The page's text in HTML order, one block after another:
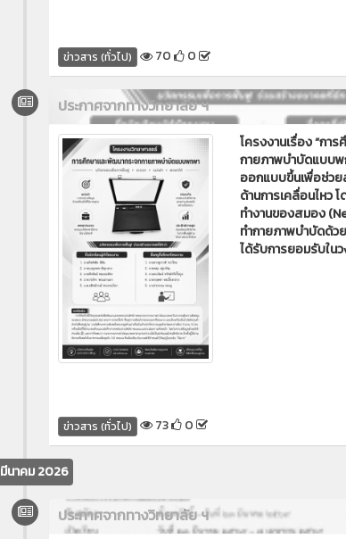
ข่าวสาร (ทั่วไป) 70 0
ประกาศจากทางวิทยาลัย ฯ
โครงงานเรื่อง “กา
กายภาพบำบัดแบบพ
ออกแบบขึ้นเพื่อช่ว
ด้านการเคลื่อนไหว
ทำงานของสมอง
ทำกายภาพบำบัดด้ว
ได้รับการยอมรับใน
ข่าวสาร (ทั่วไป) 73 0
มีนาคม 2026
ประกาศจากทางวิทยาลัย ฯ